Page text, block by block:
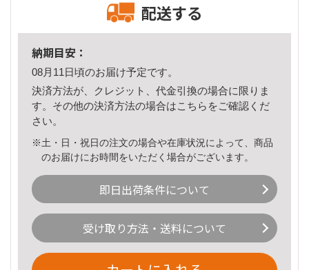
配送する
納期目安：
08月11日頃のお届け予定です。
決済方法が、クレジット、代金引換の場合に限りま
す。その他の決済方法の場合はこちら をご確認くだ
さい。
※土・日・祝日の注文の場合や在庫状況によって、商品
のお届けにお時間をいただく場合がございます。
即日出荷条件について
受け取り方法・送料について